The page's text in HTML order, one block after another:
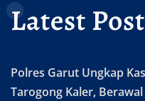
Latest
Polres Garut Ungkap
Tarogong Kaler,